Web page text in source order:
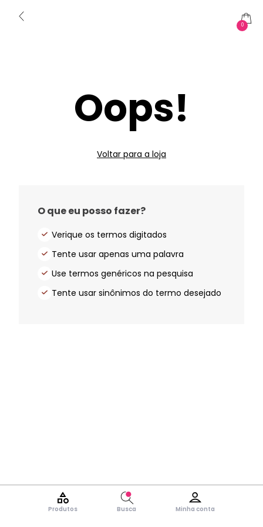
0
Produtos Busca Minha conta
Oops!
Voltar para a loja
O que eu posso fazer?
Verique os termos digitados
Tente usar apenas uma palavra
Use termos genéricos na pesquisa
Tente usar sinônimos do termo desejado